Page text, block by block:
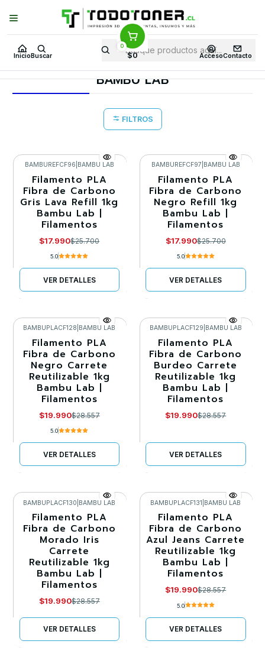
Inicio Buscar
0
$0 AccesoContacto
Puedes Elegir: Comprar enTienda· Despachoa Todo Chile · Retiro en
Tienda en24 Horas
Inicio Todo 3D FILAMENTOS TODO PLA
PLA FIBRA DE CARBONO (PLA CF) BAMBU LAB
BAMBU LAB
FILTROS
-30%
Agotado
BAMBUREFCF96 BAMBU LAB
Filamento PLA
Fibra de Carbono
Gris Lava Refill 1kg
Bambu Lab |
Filamentos
$17.990$25.700
5.0
VER DETALLES
-30%
Agotado
BAMBUREFCF97 BAMBU LAB
Filamento PLA
Fibra de Carbono
Negro Refill 1kg
Bambu Lab |
Filamentos
$17.990$25.700
5.0
VER DETALLES
-30%
Agotado
BAMBUPLACF128 BAMBU LAB
Filamento PLA
Fibra de Carbono
Negro Carrete
Reutilizable 1kg
Bambu Lab |
Filamentos
$19.990$28.557
5.0
VER DETALLES
-30%
Agotado
BAMBUPLACF129 BAMBU LAB
Filamento PLA
Fibra de Carbono
Burdeo Carrete
Reutilizable 1kg
Bambu Lab |
Filamentos
$19.990$28.557
VER DETALLES
-30%
Agotado
BAMBUPLACF130 BAMBU LAB
Filamento PLA
Fibra de Carbono
Morado Iris
Carrete
Reutilizable 1kg
Bambu Lab |
Filamentos
$19.990$28.557
VER DETALLES
-30%
Agotado
BAMBUPLACF131 BAMBU LAB
Filamento PLA
Fibra de Carbono
Azul Jeans Carrete
Reutilizable 1kg
Bambu Lab |
Filamentos
$19.990$28.557
5.0
VER DETALLES